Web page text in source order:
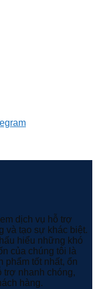
dịch vụ hỗ trợ
và tạo sự khác biệt.
hiểu những khó
của chúng tôi là
phẩm tốt nhất, ổn
trợ nhanh chóng,
hàng.